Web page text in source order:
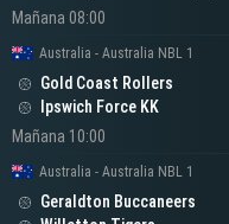
Mañana 08:00
Australia - Australia NBL 1
Gold Coast Rollers
Ipswich Force KK
Mañana 10:00
Australia - Australia NBL 1
Geraldton Buccaneers